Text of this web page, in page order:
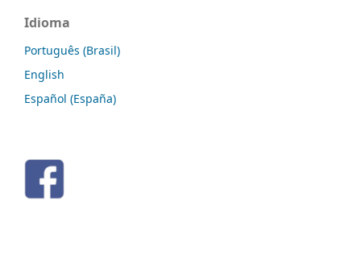
Idioma
Português (Brasil)
English
Español (España)